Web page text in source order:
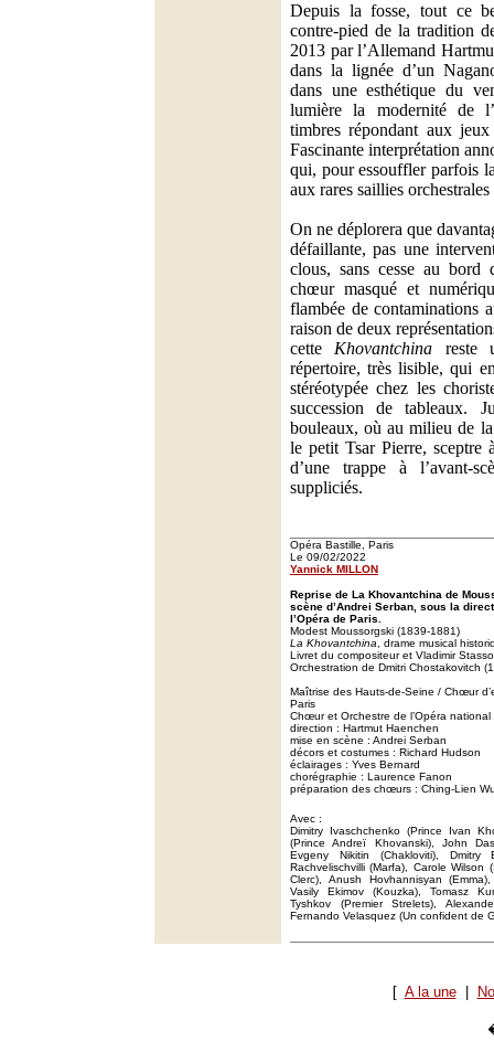
Depuis la fosse, tout ce
contre-pied de la tradition
2013 par l’Allemand
dans la lignée d’un
dans une esthétique du
lumière la modernité de
timbres répondant aux
Fascinante interprétation
qui, pour essouffler parfois
aux rares saillies
On ne déplorera que
défaillante, pas une
clous, sans cesse au bord
chœur masqué et
flambée de contaminations
raison de deux
cette Khovantchina reste
répertoire, très lisible, qui
stéréotypée chez les
succession de tableaux.
bouleaux, où au milieu de
le petit Tsar Pierre, sceptre
d’une trappe à l’avant-
suppliciés.
Opéra Bastille, Paris
Le 09/02/2022
Yannick MILLON
Reprise de La Khovantchina de
scène d’Andrei Serban, sous la
l’Opéra de Paris.
Modest Moussorgski (1839-1881)
La Khovantchina , drame musical
Livret du compositeur et Vladimir
Orchestration de Dmitri Chostakovitch
Maîtrise des Hauts-de-Seine / Chœur
Paris
Chœur et Orchestre de l’Opéra national
direction : Hartmut Haenchen
mise en scène : Andrei Serban
décors et costumes : Richard Hudson
éclairages : Yves Bernard
chorégraphie : Laurence Fanon
préparation des chœurs : Ching-Lien
Avec :
Dimitry Ivaschchenko (Prince Ivan
(Prince Andreï Khovanski), John
Evgeny Nikitin (Chakloviti), Dmitry
Rachvelischvilli (Marfa), Carole
Clerc), Anush Hovhannisyan
Vasily Ekimov (Kouzka), Tomasz
Tyshkov (Premier Strelets),
Fernando Velasquez (Un confident de
[ A la une|